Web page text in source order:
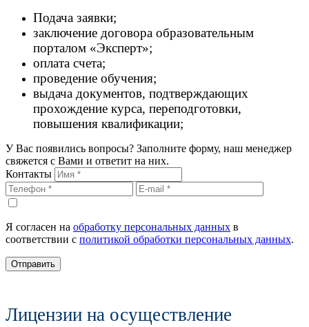
Подача заявки;
заключение договора образовательным
порталом «Эксперт»;
оплата счета;
проведение обучения;
выдача документов, подтверждающих
прохождение курса, переподготовки,
повышения квалификации;
У Вас появились вопросы? Заполните форму, наш менеджер
свяжется с Вами и ответит на них.
Контакты
Я согласен на обработку персональных данных в
соответствии с политикой обработки персональных данных.
Отправить
Лицензии на осуществление